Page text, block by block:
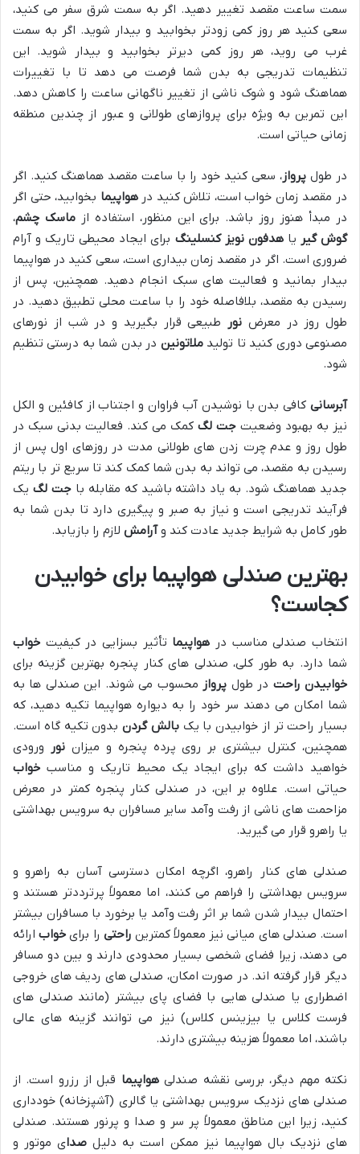
سمت ساعت مقصد تغییر دهید. اگر به سمت شرق سفر می کنید،
سعی کنید هر روز کمی زودتر بخوابید و بیدار شوید. اگر به سمت
غرب می روید، هر روز کمی دیرتر بخوابید و بیدار شوید. این
تنظیمات تدریجی به بدن شما فرصت می دهد تا با تغییرات
هماهنگ شود و شوک ناشی از تغییر ناگهانی ساعت را کاهش دهد.
این تمرین به ویژه برای پروازهای طولانی و عبور از چندین منطقه
زمانی حیاتی است.
در طول پرواز، سعی کنید خود را با ساعت مقصد هماهنگ کنید. اگر
در مقصد زمان خواب است، تلاش کنید درهواپیما بخوابید، حتی اگر
در مبدأ هنوز روز باشد. برای این منظور، استفاده ازماسک چشم،
گوش گیر یاهدفون نویز کنسلینگ برای ایجاد محیطی تاریک و آرام
ضروری است. اگر در مقصد زمان بیداری است، سعی کنید در هواپیما
بیدار بمانید و فعالیت های سبک انجام دهید. همچنین، پس از
رسیدن به مقصد، بلافاصله خود را با ساعت محلی تطبیق دهید. در
طول روز در معرض نور طبیعی قرار بگیرید و در شب از نورهای
مصنوعی دوری کنید تا تولیدملاتونین در بدن شما به درستی تنظیم
شود.
آبرسانی کافی بدن با نوشیدن آب فراوان و اجتناب از کافئین و الکل
نیز به بهبود وضعیت جت لگ کمک می کند. فعالیت بدنی سبک در
طول روز و عدم چرت زدن های طولانی مدت در روزهای اول پس از
رسیدن به مقصد، می تواند به بدن شما کمک کند تا سریع تر با ریتم
جدید هماهنگ شود. به یاد داشته باشید که مقابله باجت لگ یک
فرآیند تدریجی است و نیاز به صبر و پیگیری دارد تا بدن شما به
طور کامل به شرایط جدید عادت کند وآرامش لازم را بازیابد.
بهترین صندلی هواپیما برای خوابیدن
کجاست؟
انتخاب صندلی مناسب در هواپیما تأثیر بسزایی در کیفیت خواب
شما دارد. به طور کلی، صندلی های کنار پنجره بهترین گزینه برای
خوابیدن راحت در طول پرواز محسوب می شوند. این صندلی ها به
شما امکان می دهند سر خود را به دیواره هواپیما تکیه دهید، که
بسیار راحت تر از خوابیدن با یکبالش گردن بدون تکیه گاه است.
همچنین، کنترل بیشتری بر روی پرده پنجره و میزاننور ورودی
خواهید داشت که برای ایجاد یک محیط تاریک و مناسب خواب
حیاتی است. علاوه بر این، در صندلی کنار پنجره کمتر در معرض
مزاحمت های ناشی از رفت وآمد سایر مسافران به سرویس بهداشتی
یا راهرو قرار می گیرید.
صندلی های کنار راهرو، اگرچه امکان دسترسی آسان به راهرو و
سرویس بهداشتی را فراهم می کنند، اما معمولاً پرترددتر هستند و
احتمال بیدار شدن شما بر اثر رفت وآمد یا برخورد با مسافران بیشتر
است. صندلی های میانی نیز معمولاً کمترین راحتی را برای خوابارائه
می دهند، زیرا فضای شخصی بسیار محدودی دارند و بین دو مسافر
دیگر قرار گرفته اند. در صورت امکان، صندلی های ردیف های خروجی
اضطراری یا صندلی هایی با فضای پای بیشتر (مانند صندلی های
فرست کلاس یا بیزینس کلاس) نیز می توانند گزینه های عالی
باشند، اما معمولاً هزینه بیشتری دارند.
نکته مهم دیگر، بررسی نقشه صندلیهواپیما قبل از رزرو است. از
صندلی های نزدیک سرویس بهداشتی یا گالری (آشپزخانه) خودداری
کنید، زیرا این مناطق معمولاً پر سر و صدا و پرنور هستند. صندلی
های نزدیک بال هواپیما نیز ممکن است به دلیل صدای موتور و